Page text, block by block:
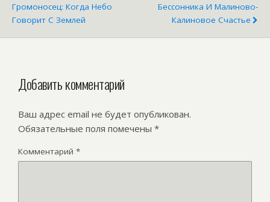
Громоносец: Когда Небо
Говорит С Землей
Бессонника И Малиново-
Калиновое Счастье
Добавить комментарий
Ваш адрес email не будет опубликован.
Обязательные поля помечены *
Комментарий *